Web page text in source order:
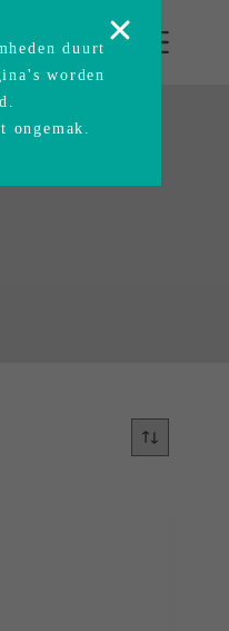
duurt
worden
ongemak.